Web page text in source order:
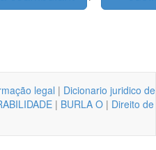
legal | Dicionario juridico de
| BURLA O | Direito de